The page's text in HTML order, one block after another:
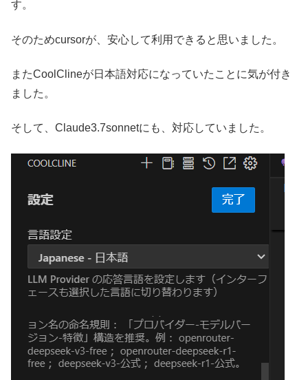
す。
そのためcursorが、安心して利用できると思いました。
またCoolClineが日本語対応になっていたことに気が付き
ました。
そして、Claude3.7sonnetにも、対応していました。